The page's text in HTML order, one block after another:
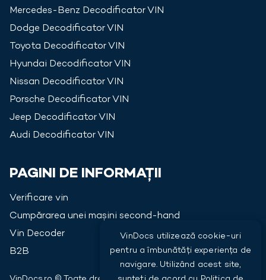
VinDocs utilizează cookie-uri
pentru a îmbunătăți experiența de
navigare. Utilizând acest site,
Mercedes-Benz Decodificator VIN
Dodge Decodificator VIN
Toyota Decodificator VIN
Hyundai Decodificator VIN
Nissan Decodificator VIN
Porsche Decodificator VIN
Jeep Decodificator VIN
Audi Decodificator VIN
PAGINI DE INFORMAȚII
Verificare vin
Cumpărarea unei mașini second-hand
Vin Decoder
B2B